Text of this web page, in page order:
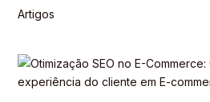
Artigos